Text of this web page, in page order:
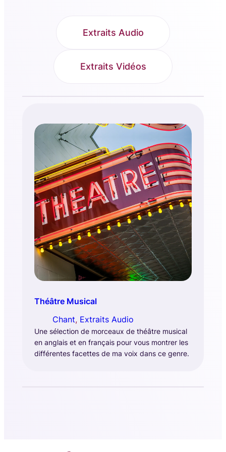
Extraits Audio
Extraits Vidéos
Théâtre Musical
Chant, Extraits Audio
Une sélection de morceaux de théâtre musical
en anglais et en français pour vous montrer les
différentes facettes de ma voix dans ce genre.